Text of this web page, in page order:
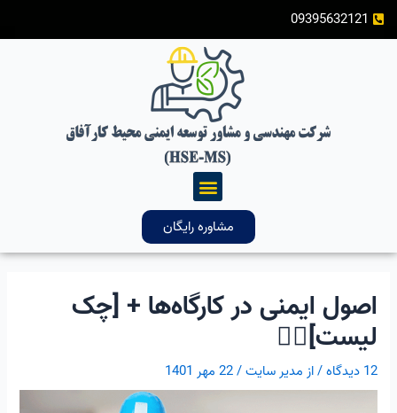
پرش 09395632121
فهرست
مشاوره رایگان
اصول ایمنی در کارگاه‌ها + [چک
لیست]👷‍♂️
12 دیدگاه / از مدیر سایت/22 مهر 1401
پیمایش
نوشته